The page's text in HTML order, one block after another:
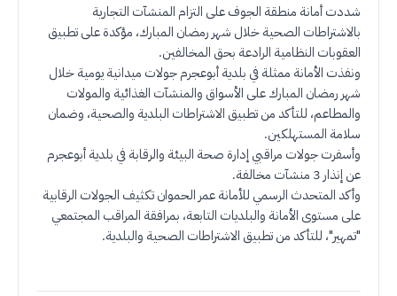
شددت أمانة منطقة الجوف على التزام المنشآت التجارية
بالاشتراطات الصحية خلال شهر رمضان المبارك، مؤكدة على تطبيق
العقوبات النظامية الرادعة بحق المخالفين.
ونفذت الأمانة ممثلة في بلدية أبوعجرم جولات ميدانية يومية خلال
شهر رمضان المبارك على الأسواق والمنشآت الغذائية والمولات
والمطاعم، للتأكد من تطبيق الاشتراطات البلدية والصحية، وضمان
سلامة المستهلكين.
وأسفرت جولات مراقبي إدارة صحة البيئة والرقابة في بلدية أبوعجرم
عن إنذار 3 منشآت مخالفة
.
وأكد المتحدث الرسمي للأمانة عمر الحموان تكثيف الجولات الرقابية
على مستوى الأمانة والبلديات التابعة، بمرافقة المراقب المجتمعي
"تمهير"، للتأكد من تطبيق الاشتراطات الصحية والبلدية.